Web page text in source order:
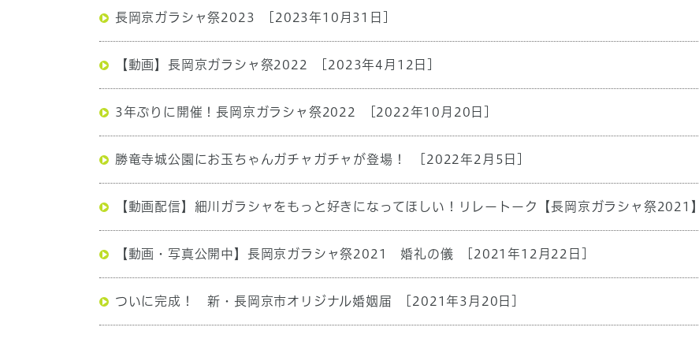
長岡京ガラシャ祭2023 [2023年10月31日]
【動画】長岡京ガラシャ祭2022 [2023年4月12日]
3年ぶりに開催！長岡京ガラシャ祭2022 [2022年10月20日]
勝竜寺城公園にお玉ちゃんガチャガチャが登場！ [2022年2月5日]
【動画配信】細川ガラシャをもっと好きになってほしい！リレートーク【長岡京ガラシャ祭2021】
【動画・写真公開中】長岡京ガラシャ祭2021 婚礼の儀 [2021年12月22日]
ついに完成！ 新・長岡京市オリジナル婚姻届 [2021年3月20日]